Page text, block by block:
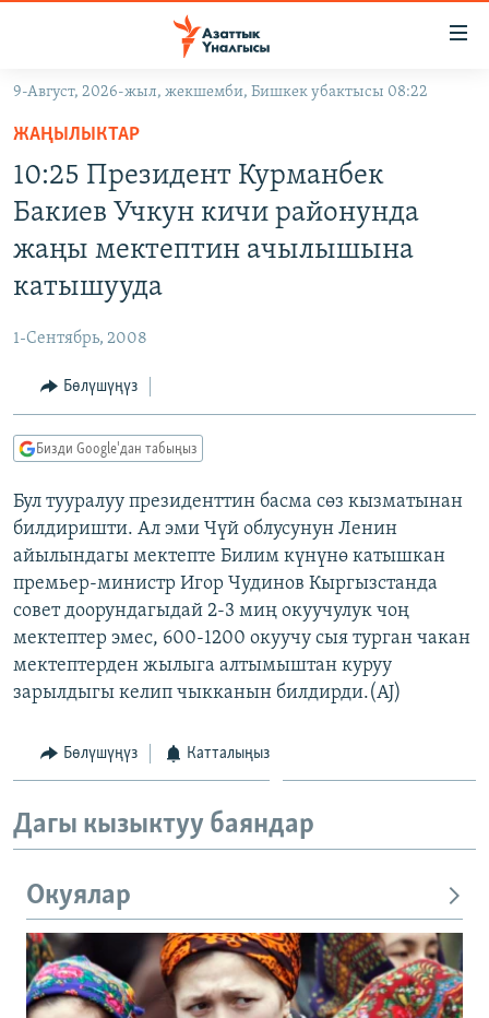
Навигацияга
өтүңүз
салыңызКЫРГЫЗСТАН
БҮГҮН АЗАТТЫКТА
ЭКСПЕРТТЕР ТАЛДАЙТ
БИЗ ЖАНА ДҮЙНӨ
ЭЖЕ-СИҢДИЛЕР
АЗАТТЫК+
ЫҢГАЙСЫЗ СУРООЛОР
ПОДКАСТ
ӨЗГӨЧӨ ПИКИР
Русский
ОНЛАЙН ШЕРИНЕ
ЭЕ/АРнун бардык сайттары
9-Август, 2026-жыл, жекшемби, Бишкек убактысы 08:22
ЖАҢЫЛЫКТАР
10:25 Президент Курманбек
Бакиев Учкун кичи районунда
жаңы мектептин ачылышына
катышууда
1-Сентябрь, 2008
Бөлүшүңүз
Бизди Google'дан табыңыз
Бул тууралуу президенттин басма сөз кызматынан
билдиришти. Ал эми Чүй облусунун Ленин
айылындагы мектепте Билим күнүнө катышкан
премьер-министр Игор Чудинов Кыргызстанда
совет доорундагыдай 2-3 миң окуучулук чоң
мектептер эмес, 600-1200 окуучу сыя турган чакан
мектептерден жылыга алтымыштан куруу
зарылдыгы келип чыкканын билдирди.(AJ)
Бөлүшүңүз Катталыңыз
Дагы кызыктуу баяндар
Окуялар